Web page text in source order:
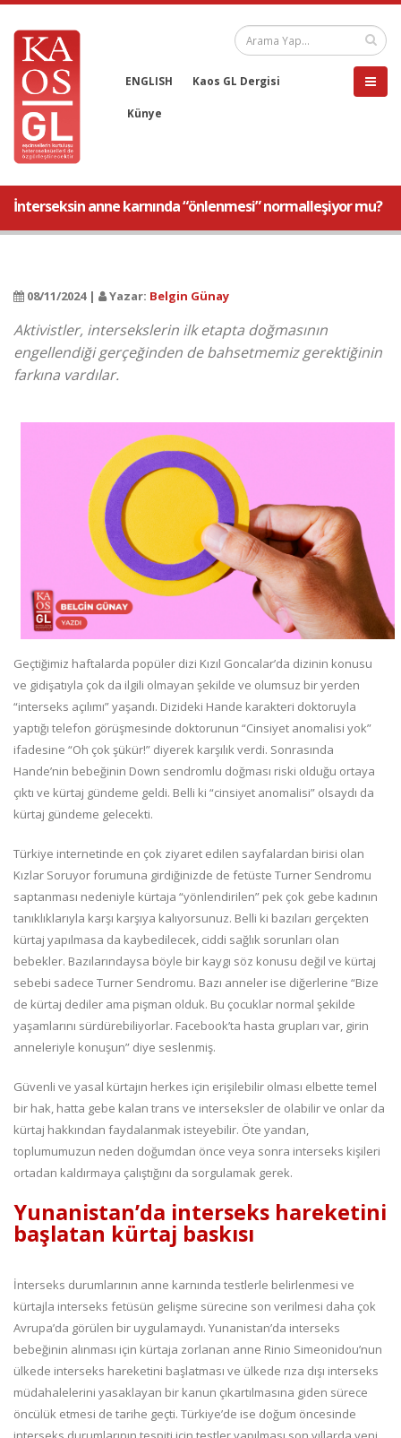
ENGLISH Kaos GL Dergisi
Künye
İnterseksin anne karnında “önlenmesi” normalleşiyor mu?
08/11/2024 | Yazar: Belgin Günay
Aktivistler, intersekslerin ilk etapta doğmasının
engellendiği gerçeğinden de bahsetmemiz gerektiğinin
farkına vardılar.
Geçtiğimiz haftalarda popüler dizi Kızıl Goncalar’da dizinin konusu
ve gidişatıyla çok da ilgili olmayan şekilde ve olumsuz bir yerden
“interseks açılımı” yaşandı. Dizideki Hande karakteri doktoruyla
yaptığı telefon görüşmesinde doktorunun “Cinsiyet anomalisi yok”
ifadesine “Oh çok şükür!” diyerek karşılık verdi. Sonrasında
Hande’nin bebeğinin Down sendromlu doğması riski olduğu ortaya
çıktı ve kürtaj gündeme geldi. Belli ki “cinsiyet anomalisi” olsaydı da
kürtaj gündeme gelecekti.
Türkiye internetinde en çok ziyaret edilen sayfalardan birisi olan
Kızlar Soruyor forumuna girdiğinizde de fetüste Turner Sendromu
saptanması nedeniyle kürtaja “yönlendirilen” pek çok gebe kadının
tanıklıklarıyla karşı karşıya kalıyorsunuz. Belli ki bazıları gerçekten
kürtaj yapılmasa da kaybedilecek, ciddi sağlık sorunları olan
bebekler. Bazılarındaysa böyle bir kaygı söz konusu değil ve kürtaj
sebebi sadece Turner Sendromu. Bazı anneler ise diğerlerine “Bize
de kürtaj dediler ama pişman olduk. Bu çocuklar normal şekilde
yaşamlarını sürdürebiliyorlar. Facebook’ta hasta grupları var, girin
anneleriyle konuşun” diye seslenmiş.
Güvenli ve yasal kürtajın herkes için erişilebilir olması elbette temel
bir hak, hatta gebe kalan trans ve interseksler de olabilir ve onlar da
kürtaj hakkından faydalanmak isteyebilir. Öte yandan,
toplumumuzun neden doğumdan önce veya sonra interseks kişileri
ortadan kaldırmaya çalıştığını da sorgulamak gerek.
Yunanistan’da interseks hareketini
başlatan kürtaj baskısı
İnterseks durumlarının anne karnında testlerle belirlenmesi ve
kürtajla interseks fetüsün gelişme sürecine son verilmesi daha çok
Avrupa’da görülen bir uygulamaydı. Yunanistan’da interseks
bebeğinin alınması için kürtaja zorlanan anne Rinio Simeonidou’nun
ülkede interseks hareketini başlatması ve ülkede rıza dışı interseks
müdahalelerini yasaklayan bir kanun çıkartılmasına giden sürece
öncülük etmesi de tarihe geçti. Türkiye’de ise doğum öncesinde